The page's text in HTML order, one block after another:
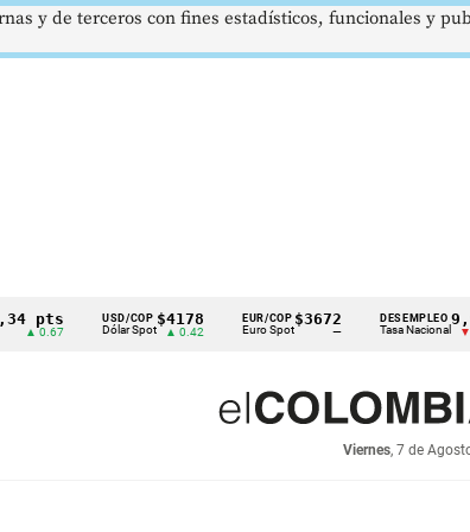
USD/COP
Dólar Spot
$4178
▲ 0.42
EUR/COP
Euro Spot
$3672
—
DESEMPLEO
Tasa Nacional
9,9 %
▼ 0.30
Viernes, 7 de
y de terceros con fines estadísticos, funcionales y